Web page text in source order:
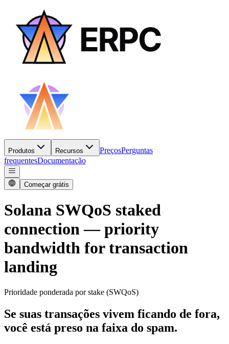
Produtos Recursos PreçosPerguntas
frequentesDocumentação
Começar grátis
Solana SWQoS staked
connection — priority
bandwidth for transaction
landing
Prioridade ponderada por stake (SWQoS)
Se suas transações vivem ficando de fora,
você está preso na faixa do spam.